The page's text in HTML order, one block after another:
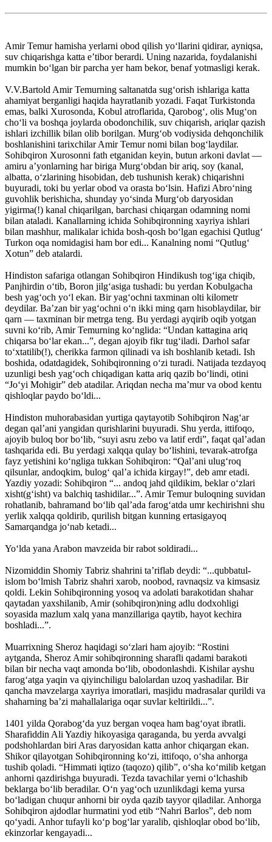
Amir Temur hamisha yerlarni obod qilish yo‘llarini qidirar, ayniqsa,
suv chiqarishga katta e’tibor berardi. Uning nazarida, foydalanishi
mumkin bo‘lgan bir parcha yer ham bekor, benaf yotmasligi kerak.
V.V.Bartold Amir Temurning saltanatda sug‘orish ishlariga katta
ahamiyat berganligi haqida hayratlanib yozadi. Faqat Turkistonda
emas, balki Xurosonda, Kobul atroflarida, Qarobog‘, olis Mug‘on
cho‘li va boshqa joylarda obodonchilik, suv chiqarish, ariqlar qazish
ishlari izchillik bilan olib borilgan. Murg‘ob vodiysida dehqonchilik
boshlanishini tarixchilar Amir Temur nomi bilan bog‘laydilar.
Sohibqiron Xurosonni fath etganidan keyin, butun arkoni davlat —
amiru a’yonlarning har biriga Murg‘obdan bir ariq, soy (kanal,
albatta, o‘zlarining hisobidan, deb tushunish kerak) chiqarishni
buyuradi, toki bu yerlar obod va orasta bo‘lsin. Hafizi Abro‘ning
guvohlik berishicha, shunday yo‘sinda Murg‘ob daryosidan
yigirma(!) kanal chiqarilgan, barchasi chiqargan odamning nomi
bilan ataladi. Kanallarning ichida Sohibqironning xayriya ishlari
bilan mashhur, malikalar ichida bosh-qosh bo‘lgan egachisi Qutlug‘
Turkon oqa nomidagisi ham bor edi... Kanalning nomi “Qutlug‘
Xotun” deb atalardi.
Hindiston safariga otlangan Sohibqiron Hindikush tog‘iga chiqib,
Panjhirdin o‘tib, Boron jilg‘asiga tushadi: bu yerdan Kobulgacha
besh yag‘och yo‘l ekan. Bir yag‘ochni taxminan olti kilometr
deydilar. Ba’zan bir yag‘ochni o‘n ikki ming qarn hisoblaydilar, bir
qarn — taxminan bir metrga teng. Bu yerdagi ayqirib oqib yotgan
suvni ko‘rib, Amir Temurning ko‘nglida: “Undan kattagina ariq
chiqarsa bo‘lar ekan...”, degan ajoyib fikr tug‘iladi. Darhol safar
to‘xtatilib(!), cherikka farmon qilinadi va ish boshlanib ketadi. Ish
boshida, odatdagidek, Sohibqironning o‘zi turadi. Natijada tezdayoq
uzunligi besh yag‘och chiqadigan katta ariq qazib bo‘lindi, otini
“Jo‘yi Mohigir” deb atadilar. Ariqdan necha ma’mur va obod kentu
qishloqlar paydo bo‘ldi...
Hindiston muhorabasidan yurtiga qaytayotib Sohibqiron Nag‘ar
degan qal’ani yangidan qurishlarini buyuradi. Shu yerda, ittifoqo,
ajoyib buloq bor bo‘lib, “suyi asru zebo va latif erdi”, faqat qal’adan
tashqarida edi. Bu yerdagi xalqqa qulay bo‘lishini, tevarak-atrofga
fayz yetishini ko‘ngliga tukkan Sohibqiron: “Qal’ani ulug‘roq
qilsunlar, andoqkim, bulog‘ qal’a ichida kirgay!”, deb amr etadi.
Yazdiy yozadi: Sohibqiron “... andoq jahd qildikim, beklar o‘zlari
xisht(g‘isht) va balchiq tashidilar...”. Amir Temur buloqning suvidan
rohatlanib, bahramand bo‘lib qal’ada farog‘atda umr kechirishni shu
yerlik xalqqa qoldirib, qurilish bitgan kunning ertasigayoq
Samarqandga jo‘nab ketadi...
Yo‘lda yana Arabon mavzeida bir rabot soldiradi...
Nizomiddin Shomiy Tabriz shahrini ta’riflab deydi: “...qubbatul-
islom bo‘lmish Tabriz shahri xarob, noobod, ravnaqsiz va kimsasiz
qoldi. Lekin Sohibqironning yosoq va adolati barakotidan shahar
qaytadan yaxshilanib, Amir (sohibqiron)ning adlu dodxohligi
soyasida mazlum xalq yana manzillariga qaytib, hayot kechira
boshladi...”.
Muarrixning Sheroz haqidagi so‘zlari ham ajoyib: “Rostini
aytganda, Sheroz Amir sohibqironning sharafli qadami barakoti
bilan bir necha vaqt amonda bo‘lib, obodonlashdi. Kishilar ayshu
farog‘atga yaqin va qiyinchiligu balolardan uzoq yashadilar. Bir
qancha mavzelarga xayriya imoratlari, masjidu madrasalar qurildi va
shaharning ba’zi mahallalariga oqar suvlar keltirildi...”.
1401 yilda Qorabog‘da yuz bergan voqea ham bag‘oyat ibratli.
Sharafiddin Ali Yazdiy hikoyasiga qaraganda, bu yerda avvalgi
podshohlardan biri Aras daryosidan katta anhor chiqargan ekan.
Shikor qilayotgan Sohibqironning ko‘zi, ittifoqo, o‘sha anhorga
tushib qoladi. “Himmati iqtizo (taqozo) qilib”, o‘sha ko‘milib ketgan
anhorni qazdirishga buyuradi. Tezda tavachilar yerni o‘lchashib
beklarga bo‘lib beradilar. O‘n yag‘och uzunlikdagi kema yursa
bo‘ladigan chuqur anhorni bir oyda qazib tayyor qiladilar. Anhorga
Sohibqiron ajdodlar hurmatini yod etib “Nahri Barlos”, deb nom
qo‘yadi. Anhor tufayli ko‘p bog‘lar yaralib, qishloqlar obod bo‘lib,
ekinzorlar kengayadi...